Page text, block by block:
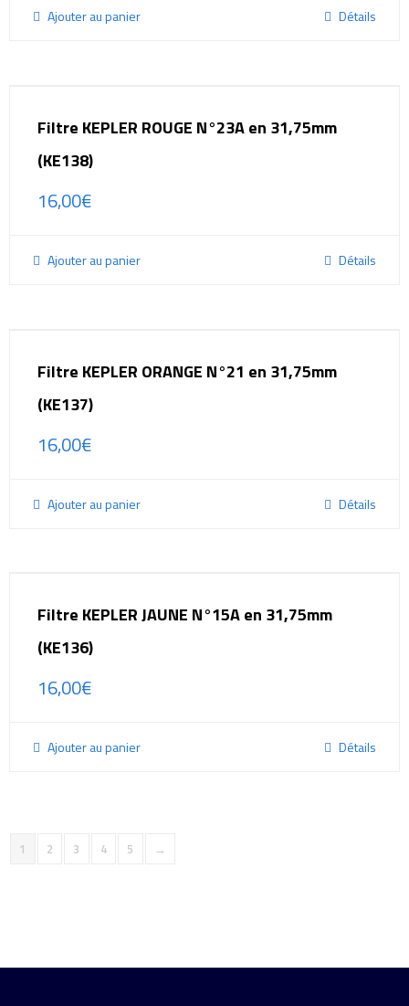
Ajouter au panier Détails
Filtre KEPLER ROUGE N°23A en 31,75mm
(KE138)
16,00€
Ajouter au panier Détails
Filtre KEPLER ORANGE N°21 en 31,75mm
(KE137)
16,00€
Ajouter au panier Détails
Filtre KEPLER JAUNE N°15A en 31,75mm
(KE136)
16,00€
Ajouter au panier Détails
1 2 3 4 5 →